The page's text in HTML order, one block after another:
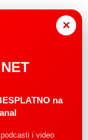
×
na
i video